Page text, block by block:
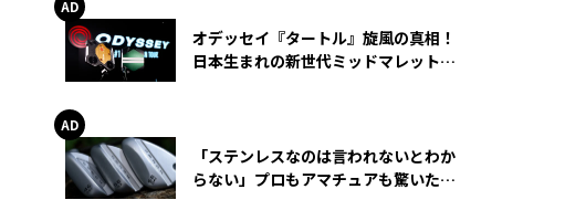
オデッセイ『タートル』旋風の真相！
日本生まれの新世代ミッドマレットが
「ステンレスなのは言われないとわか
らない」プロもアマチュアも驚いた